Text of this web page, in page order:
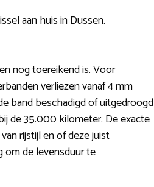
aan huis in Dussen.
nog toereikend is. Voor
verliezen vanaf 4 mm
band beschadigd of uitgedroogd
de 35.000 kilometer. De exacte
rijstijl en of deze juist
om de levensduur te